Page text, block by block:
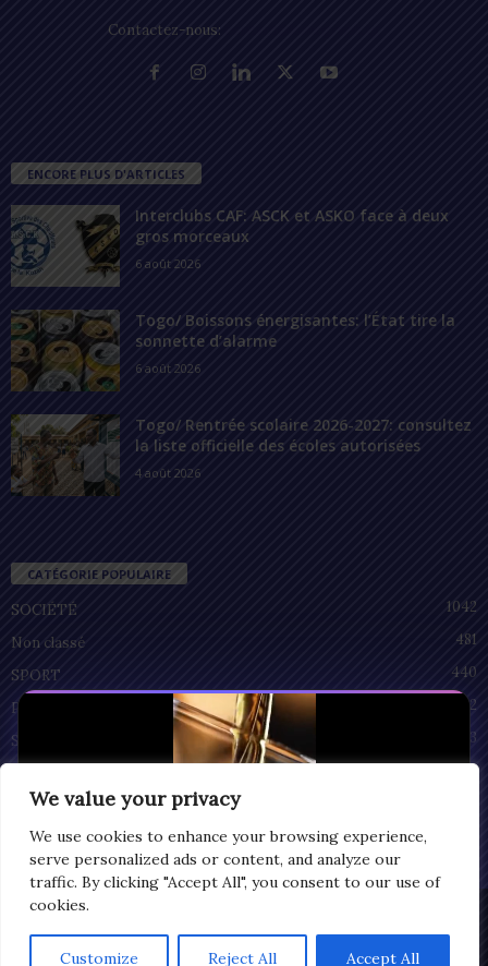
We value your privacy
We use cookies to enhance your browsing experience,
serve personalized ads or content, and analyze our
traffic. By clicking "Accept All", you consent to our use of
cookies.
Customize Reject All Accept All
Contactez-nous:
ENCORE PLUS D'ARTICLES
Interclubs CAF: ASCK et ASKO face à deux
gros morceaux
6 août 2026
Togo/ Boissons énergisantes: l’État tire la
sonnette d’alarme
6 août 2026
Togo/ Rentrée scolaire 2026-2027: consultez
la liste officielle des écoles autorisées
4 août 2026
CATÉGORIE POPULAIRE
SOCIÉTÉ
1042
Non classé
481
SPORT
440
POLITIQUE
212
SANTÉ
93
55
CULTURE